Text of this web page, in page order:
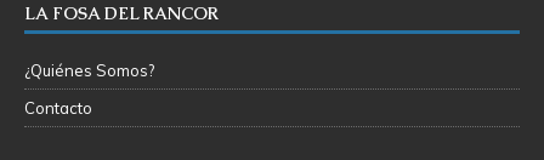
LA FOSA DEL RANCOR
¿Quiénes Somos?
Contacto